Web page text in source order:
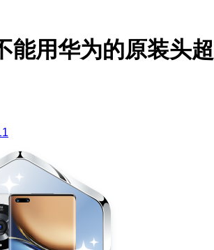
能用华为的原装头超